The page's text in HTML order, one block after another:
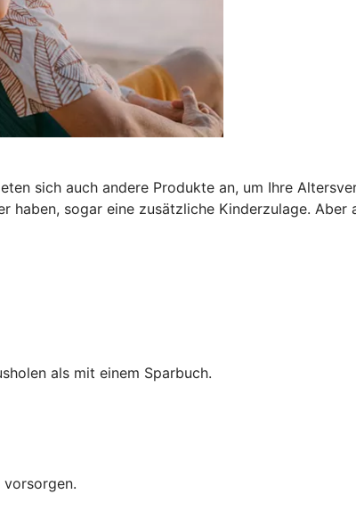
sich auch andere Produkte an, um Ihre
haben, sogar eine zusätzliche Kinderzulage.
als mit einem Sparbuch.